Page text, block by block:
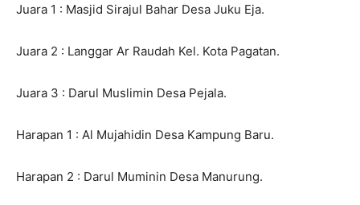
Juara 1 : Masjid Sirajul Bahar Desa Juku Eja.
Juara 2 : Langgar Ar Raudah Kel. Kota Pagatan.
Juara 3 : Darul Muslimin Desa Pejala.
Harapan 1 : Al Mujahidin Desa Kampung Baru.
Harapan 2 : Darul Muminin Desa Manurung.